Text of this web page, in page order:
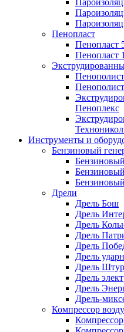
Пенопласт
Пенопласт
Пенопласт
Пеноплекс
Инструменты и
Бензиновый
Дрели
Дрель Бош
Дрель
Дрель
Дрель
Дрель
Дрель
Дрель
Дрель
Дрель
Дрель-
Компрессор